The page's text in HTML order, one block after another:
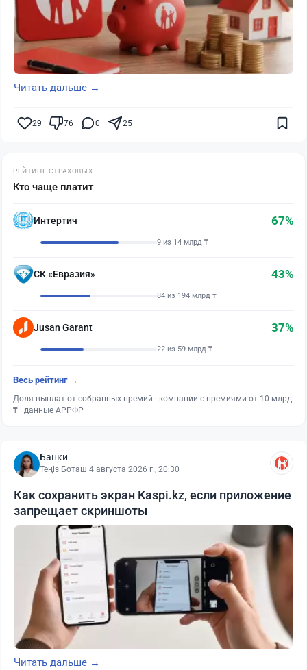
Читать дальше →
29 76 0 25
РЕЙТИНГ СТРАХОВЫХ
Кто чаще платит
Интертич 67%
9 из 14 млрд ₸
СК «Евразия» 43%
84 из 194 млрд ₸
Jusan Garant 37%
22 из 59 млрд ₸
Весь рейтинг →
Доля выплат от собранных премий · компании с премиями от 10 млрд
₸ · данные АРРФР
Банки
Теңіз Боташ·4 августа 2026 г., 20:30
Как сохранить экран Kaspi.kz, если приложение
запрещает скриншоты
Читать дальше →